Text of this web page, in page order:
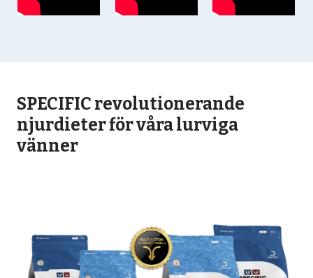
SPECIFIC revolutionerande
njurdieter för våra lurviga
vänner